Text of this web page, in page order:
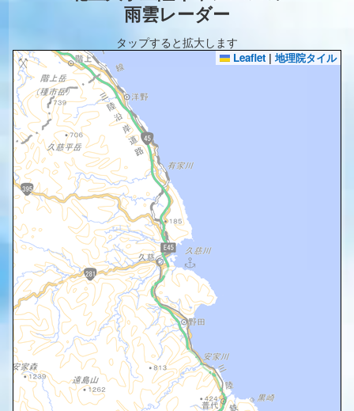
雨雲レーダー
タップすると拡大します
Leaflet | 地理院タイル